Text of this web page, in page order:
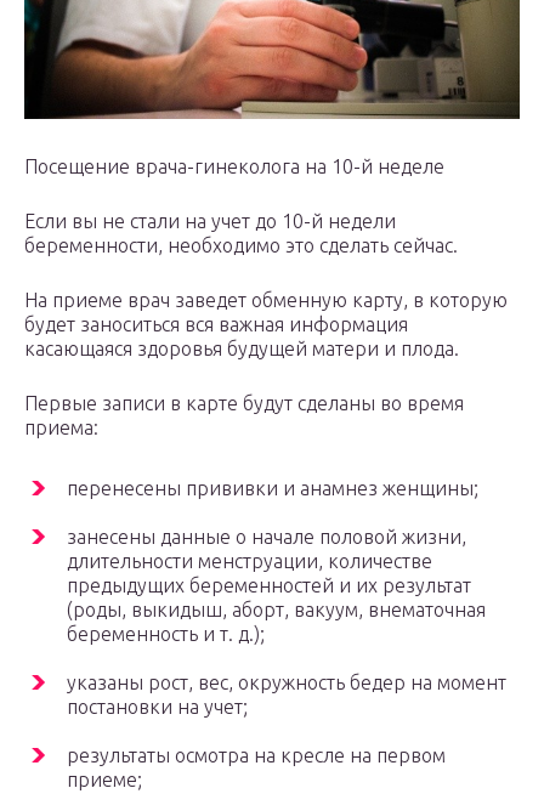
Посещение врача-гинеколога на 10-й неделе
Если вы не стали на учет до 10-й недели
беременности, необходимо это сделать сейчас.
На приеме врач заведет обменную карту, в которую
будет заноситься вся важная информация
касающаяся здоровья будущей матери и плода.
Первые записи в карте будут сделаны во время
приема:
перенесены прививки и анамнез женщины;
занесены данные о начале половой жизни,
длительности менструации, количестве
предыдущих беременностей и их результат
(роды, выкидыш, аборт, вакуум, внематочная
беременность и т. д.);
указаны рост, вес, окружность бедер на момент
постановки на учет;
результаты осмотра на кресле на первом
приеме;